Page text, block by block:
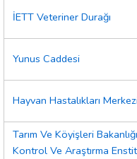
İETT Veteriner Durağı
Yunus Caddesi
Hayvan Hastalıkları
Tarım Ve Köyişleri
Kontrol Ve Araştırma